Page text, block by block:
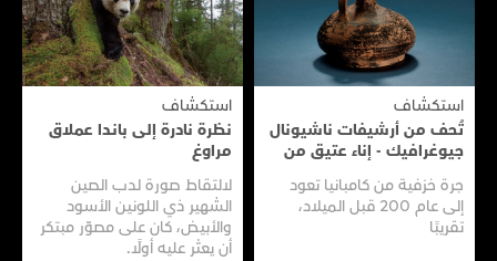
استكشاف
تُحف من أرشيفات ناشيونال
جيوغرافيك - إناء عتيق من
جرة خزفية من كامبانيا تعود
إلى عام 200 قبل الميلاد،
تقريبًا
استكشاف
نظرة نادرة إلى بانـدا عملاق
مراوغ
لالتقاط صورة لدب الصين
الشهير ذي اللونين الأسود
والأبيض، كان على مصوّر مبتكر
أن يعثر عليه أولًا.